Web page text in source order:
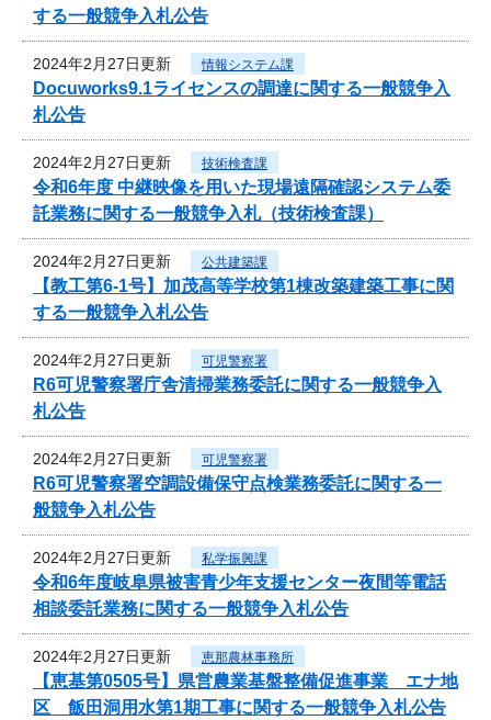
する一般競争入札公告
2024年2月27日更新 情報システム課
Docuworks9.1ライセンスの調達に関する一般競争入
札公告
2024年2月27日更新 技術検査課
令和6年度 中継映像を用いた現場遠隔確認システム委
託業務に関する一般競争入札（技術検査課）
2024年2月27日更新 公共建築課
【教工第6-1号】加茂高等学校第1棟改築建築工事に関
する一般競争入札公告
2024年2月27日更新 可児警察署
R6可児警察署庁舎清掃業務委託に関する一般競争入
札公告
2024年2月27日更新 可児警察署
R6可児警察署空調設備保守点検業務委託に関する一
般競争入札公告
2024年2月27日更新 私学振興課
令和6年度岐阜県被害青少年支援センター夜間等電話
相談委託業務に関する一般競争入札公告
2024年2月27日更新 恵那農林事務所
【恵基第0505号】県営農業基盤整備促進事業 エナ地
区 飯田洞用水第1期工事に関する一般競争入札公告